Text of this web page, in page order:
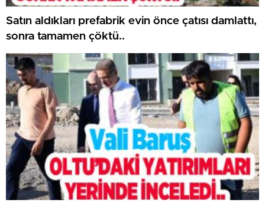
Satın aldıkları prefabrik evin önce çatısı damlattı,
sonra tamamen çöktü..